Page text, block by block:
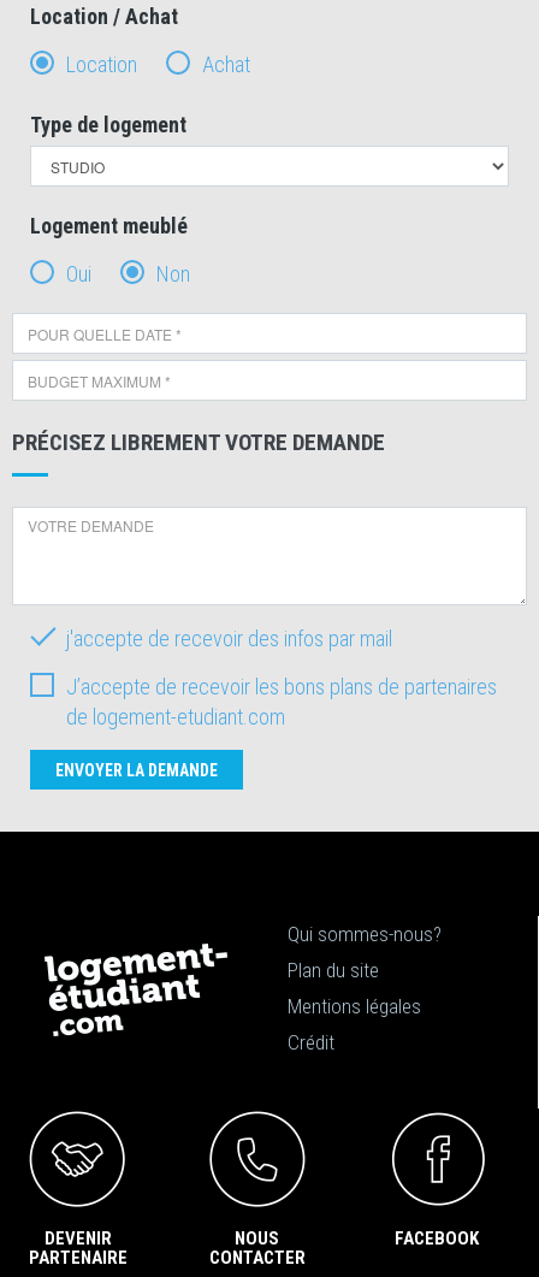
Location / Achat
Location
Achat
Type de logement
Logement meublé
Oui
Non
PRÉCISEZ LIBREMENT VOTRE DEMANDE
j'accepte de recevoir des infos par mail
J’accepte de recevoir les bons plans de partenaires
de logement-etudiant.com
ENVOYER LA DEMANDE
Qui sommes-nous?
Plan du site
Mentions légales
Crédit
DEVENIR
PARTENAIRE
NOUS
CONTACTER
FACEBOOK